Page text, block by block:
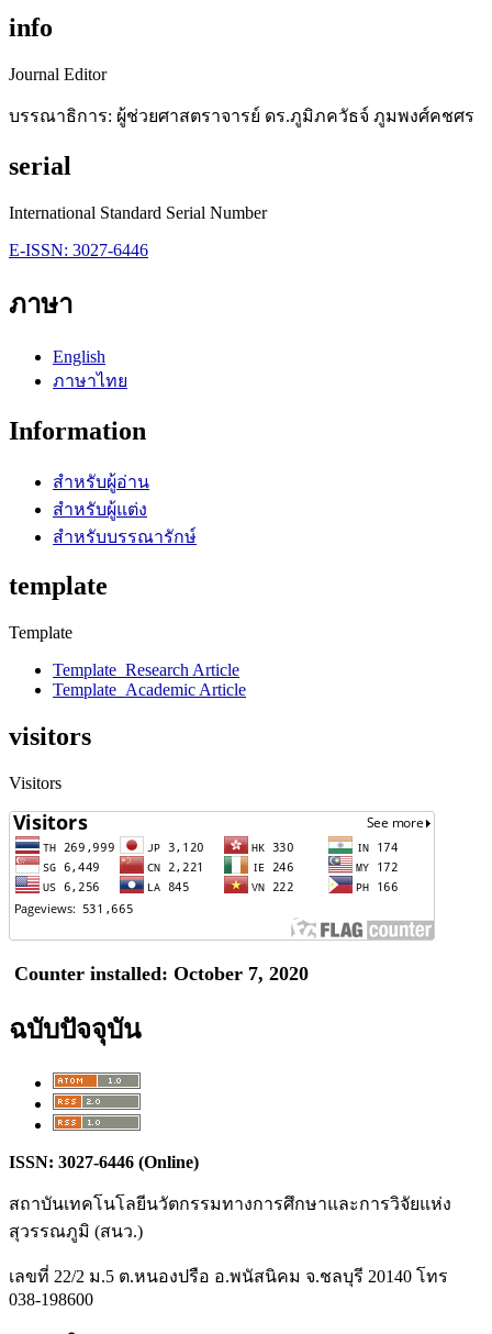
info
Journal Editor
บรรณาธิการ: ผู้ช่วยศาสตราจารย์ ดร.ภูมิภควัธจ์ ภูมพงศ์คชศร
serial
International Standard Serial Number
E-ISSN: 3027-6446
ภาษา
English
ภาษาไทย
Information
สำหรับผู้อ่าน
สำหรับผู้แต่ง
สำหรับบรรณารักษ์
template
Template
Template_Research Article
Template_Academic Article
visitors
Visitors
Counter installed: October 7, 2020
ฉบับปัจจุบัน
ISSN: 3027-6446 (Online)
สถาบันเทคโนโลยีนวัตกรรมทางการศึกษาและการวิจัยแห่ง
สุวรรณภูมิ (สนว.)
เลขที่ 22/2 ม.5 ต.หนองปรือ อ.พนัสนิคม จ.ชลบุรี 20140 โทร
038-198600